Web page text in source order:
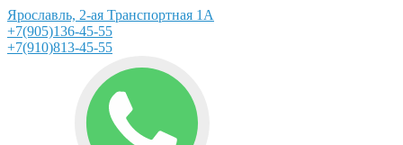
Ярославль, 2-ая Транспортная 1А
+7(905)136-45-55
+7(910)813-45-55